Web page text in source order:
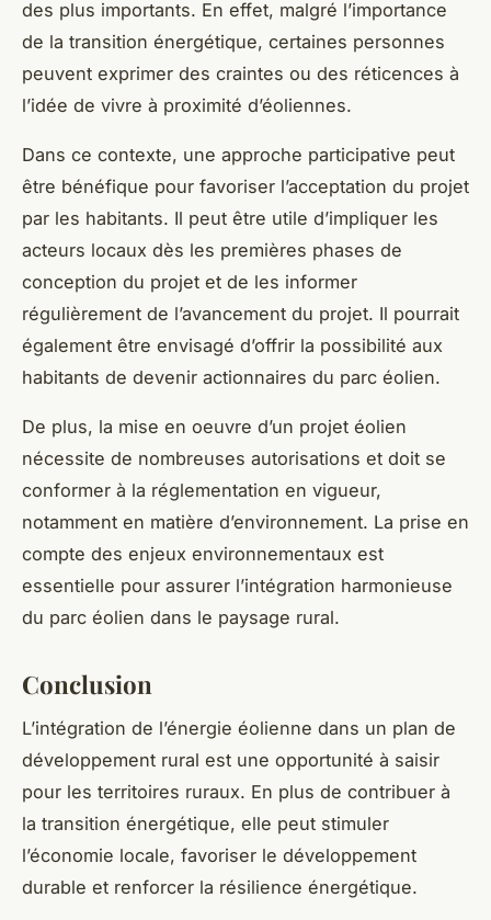
des plus importants. En effet, malgré l’importance
de la transition énergétique, certaines personnes
peuvent exprimer des craintes ou des réticences à
l’idée de vivre à proximité d’éoliennes.
Dans ce contexte, une approche participative peut
être bénéfique pour favoriser l’acceptation du projet
par les habitants. Il peut être utile d’impliquer les
acteurs locaux dès les premières phases de
conception du projet et de les informer
régulièrement de l’avancement du projet. Il pourrait
également être envisagé d’offrir la possibilité aux
habitants de devenir actionnaires du parc éolien.
De plus, la mise en oeuvre d’un projet éolien
nécessite de nombreuses autorisations et doit se
conformer à la réglementation en vigueur,
notamment en matière d’environnement. La prise en
compte des enjeux environnementaux est
essentielle pour assurer l’intégration harmonieuse
du parc éolien dans le paysage rural.
Conclusion
L’intégration de l’énergie éolienne dans un plan de
développement rural est une opportunité à saisir
pour les territoires ruraux. En plus de contribuer à
la transition énergétique, elle peut stimuler
l’économie locale, favoriser le développement
durable et renforcer la résilience énergétique.